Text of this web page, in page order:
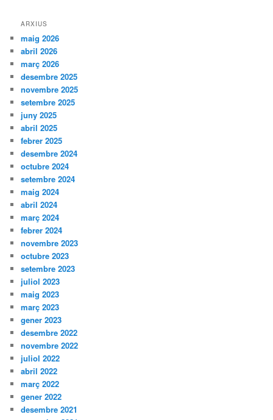
ARXIUS
maig 2026
abril 2026
març 2026
desembre 2025
novembre 2025
setembre 2025
juny 2025
abril 2025
febrer 2025
desembre 2024
octubre 2024
setembre 2024
maig 2024
abril 2024
març 2024
febrer 2024
novembre 2023
octubre 2023
setembre 2023
juliol 2023
maig 2023
març 2023
gener 2023
desembre 2022
novembre 2022
juliol 2022
abril 2022
març 2022
gener 2022
desembre 2021